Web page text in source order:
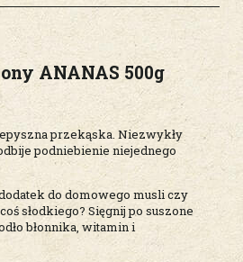
ANANAS 500g
przekąska. Niezwykły
podniebienie niejednego
do domowego musli czy
słodkiego? Sięgnij po suszone
błonnika, witamin i